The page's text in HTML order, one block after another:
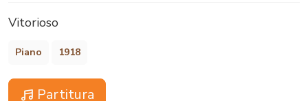
Vitorioso
Piano 1918
Partitura